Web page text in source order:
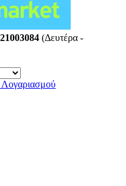
(Δευτέρα -
Λογαριασμού